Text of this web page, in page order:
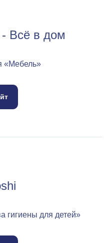
Всё в дом
«Мебель»
гигиены для детей»